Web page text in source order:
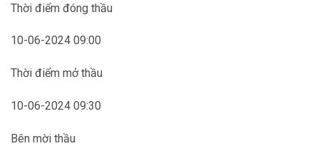
Thời điểm đóng thầu
10-06-2024 09:00
Thời điểm mở thầu
10-06-2024 09:30
Bên mời thầu